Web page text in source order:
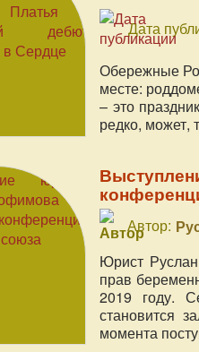
Дата
Обережные
месте:
– это
редко, может,
Автор:
Юрист
прав
2019 году.
становится
момента